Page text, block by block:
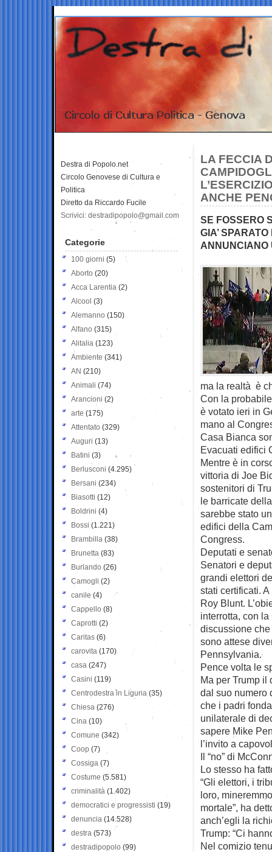
LA FECCIA
ANCHE
SE FOSSERO
GIA’
ANNUNCIANO
ma la realtà è
Con la
è votato ieri in
mano al
Casa Bianca
Evacuati edifici
Mentre è in
vittoria di Joe
sostenitori di
le barricate
sarebbe stato
edifici della
Congress.
Deputati e
Senatori e
grandi elettori
stati certificati.
Roy Blunt.
interrotta, con
discussione
sono attese
Pennsylvania.
Pence volta le
Ma per Trump il
dal suo numero
che i padri
unilaterale di
sapere Mike
l’invito a
Il “no” di
Lo stesso ha
“Gli elettori, i
loro,
mortale”, ha
anch’egli la
Trump: “Ci
Nel comizio
Destra di Popolo.net
Circolo Genovese di Cultura e
Politica
Diretto da Riccardo Fucile
Scrivici: destradipopolo@gmail.com
Categorie
100 giorni (5)
Aborto (20)
Acca Larentia (2)
Alcool (3)
Alemanno (150)
Alfano (315)
Alitalia (123)
Ambiente (341)
AN (210)
Animali (74)
Arancioni (2)
arte (175)
Attentato (329)
Auguri (13)
Batini (3)
Berlusconi (4.295)
Bersani (234)
Biasotti (12)
Boldrini (4)
Bossi (1.221)
Brambilla (38)
Brunetta (83)
Burlando (26)
Camogli (2)
canile (4)
Cappello (8)
Caprotti (2)
Caritas (6)
carovita (170)
casa (247)
Casini (119)
Centrodestra in Liguria (35)
Chiesa (276)
Cina (10)
Comune (342)
Coop (7)
Cossiga (7)
Costume (5.581)
criminalità (1.402)
democratici e progressisti (19)
denuncia (14.528)
destra (573)
destradipopolo (99)